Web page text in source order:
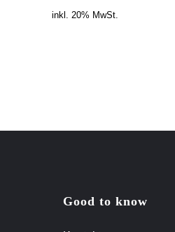
inkl. 20% MwSt.
Good to know